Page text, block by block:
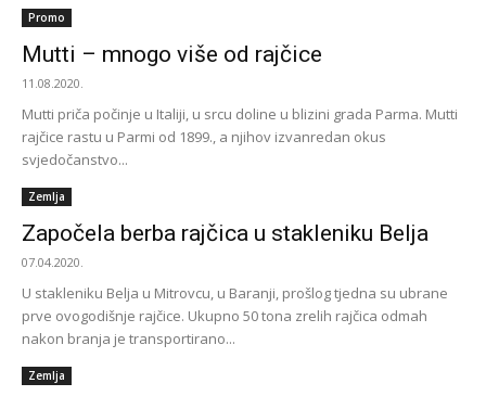
Promo
Mutti – mnogo više od rajčice
11.08.2020.
Mutti priča počinje u Italiji, u srcu doline u blizini grada Parma. Mutti
rajčice rastu u Parmi od 1899., a njihov izvanredan okus
svjedočanstvo...
Zemlja
Započela berba rajčica u stakleniku Belja
07.04.2020.
U stakleniku Belja u Mitrovcu, u Baranji, prošlog tjedna su ubrane
prve ovogodišnje rajčice. Ukupno 50 tona zrelih rajčica odmah
nakon branja je transportirano...
Zemlja